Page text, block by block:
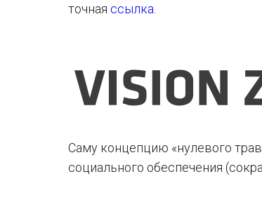
точная ссылка
Саму концепцию «нулевого
социального обеспечения